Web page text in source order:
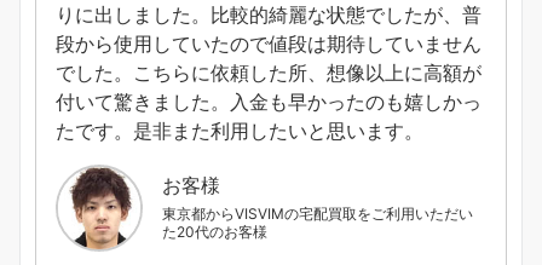
りに出しました。比較的綺麗な状態でしたが、普
段から使用していたので値段は期待していません
でした。こちらに依頼した所、想像以上に高額が
付いて驚きました。入金も早かったのも嬉しかっ
たです。是非また利用したいと思います。
お客様
東京都からVISVIMの宅配買取をご利用いただい
た20代のお客様